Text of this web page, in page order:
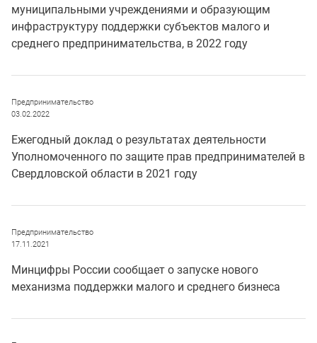
муниципальными учреждениями и образующим
инфраструктуру поддержки субъектов малого и
среднего предпринимательства, в 2022 году
Предпринимательство
03.02.2022
Ежегодный доклад о результатах деятельности
Уполномоченного по защите прав предпринимателей в
Свердловской области в 2021 году
Предпринимательство
17.11.2021
Минцифры России сообщает о запуске нового
механизма поддержки малого и среднего бизнеса